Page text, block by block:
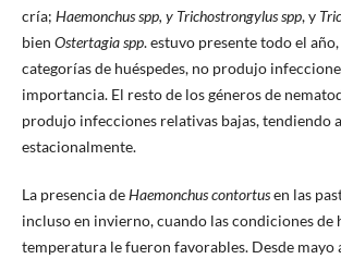
cría; Haemonchus spp, y Trichostrongylus spp, y
bien Ostertagia spp. estuvo presente todo el
categorías de huéspedes, no produjo
importancia. El resto de los géneros de
produjo infecciones relativas bajas, tendiendo
estacionalmente.
La presencia deHaemonchus contortusen las
incluso en invierno, cuando las condiciones de
temperatura le fueron favorables. Desde mayo